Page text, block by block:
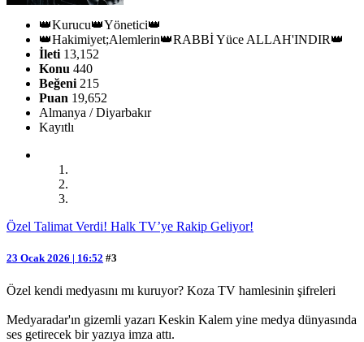
👑Kurucu👑Yönetici👑
👑Hakimiyet;Alemlerin👑RABBİ Yüce ALLAH'INDIR👑
İleti 13,152
Konu 440
Beğeni 215
Puan 19,652
Almanya / Diyarbakır
Kayıtlı
Özel Talimat Verdi! Halk TV’ye Rakip Geliyor!
23 Ocak 2026 | 16:52 #3
Özel kendi medyasını mı kuruyor? Koza TV hamlesinin şifreleri
Medyaradar'ın gizemli yazarı Keskin Kalem yine medya dünyasında
ses getirecek bir yazıya imza attı.